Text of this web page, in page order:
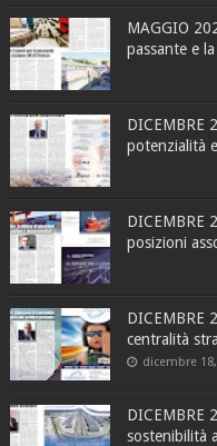
MAGGIO
passante e
DICEMBRE
potenzialità
DICEMBRE
posizioni
DICEMBRE
centralità
dicembre 18,
DICEMBRE
sostenibilità